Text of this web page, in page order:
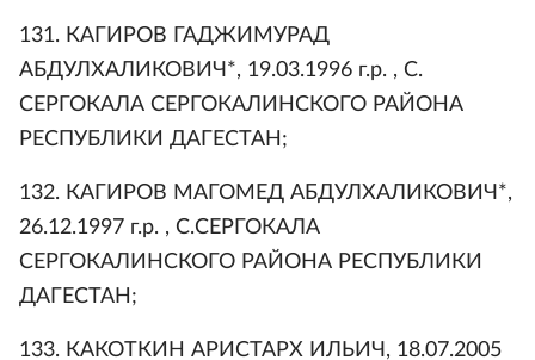
131. КАГИРОВ ГАДЖИМУРАД
АБДУЛХАЛИКОВИЧ*, 19.03.1996 г.р. , С.
СЕРГОКАЛА СЕРГОКАЛИНСКОГО РАЙОНА
РЕСПУБЛИКИ ДАГЕСТАН;
132. КАГИРОВ МАГОМЕД АБДУЛХАЛИКОВИЧ*,
26.12.1997 г.р. , С.СЕРГОКАЛА
СЕРГОКАЛИНСКОГО РАЙОНА РЕСПУБЛИКИ
ДАГЕСТАН;
133. КАКОТКИН АРИСТАРХ ИЛЬИЧ, 18.07.2005